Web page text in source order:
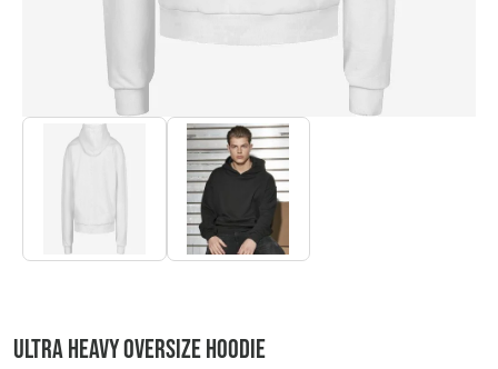
Ultra Heavy Oversize Hoodie